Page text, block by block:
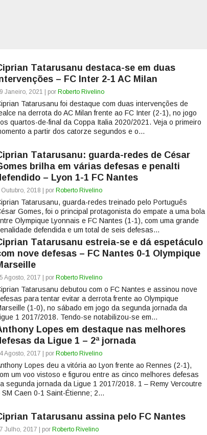
Tatarusanu destaca-se em duas
– FC Inter 2-1 AC Milan
Janeiro, 2021 | por Roberto Rivelino
Tatarusanu foi destaque com duas intervenções de
na derrota do AC Milan frente ao FC Inter (2-1), no jogo
quartos-de-final da Coppa Italia 2020/2021. Veja o primeiro
a partir dos catorze segundos e o...
Tatarusanu: guarda-redes de César
brilha em várias defesas e penalti
– Lyon 1-1 FC Nantes
2018 | por Roberto Rivelino
Tatarusanu, guarda-redes treinado pelo Português
Gomes, foi o principal protagonista do empate a uma bola
Olympique Lyonnais e FC Nantes (1-1), com uma grande
defendida e um total de seis defesas...
Tatarusanu estreia-se e dá espetáculo
nove defesas – FC Nantes 0-1 Olympique
Agosto, 2017 | por Roberto Rivelino
Tatarusanu debutou com o FC Nantes e assinou nove
para tentar evitar a derrota frente ao Olympique
(1-0), no sábado em jogo da segunda jornada da
1 2017/2018. Tendo-se notabilizou-se em...
Lopes em destaque nas melhores
da Ligue 1 – 2ª jornada
Agosto, 2017 | por Roberto Rivelino
Lopes deu a vitória ao Lyon frente ao Rennes (2-1),
um voo vistoso e figurou entre as cinco melhores defesas
segunda jornada da Ligue 1 2017/2018. 1 – Remy Vercoutre
SM Caen 0-1 Saint-Étienne; 2...
Tatarusanu assina pelo FC Nantes
Julho, 2017 | por Roberto Rivelino